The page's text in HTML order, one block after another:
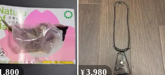
¥3,980